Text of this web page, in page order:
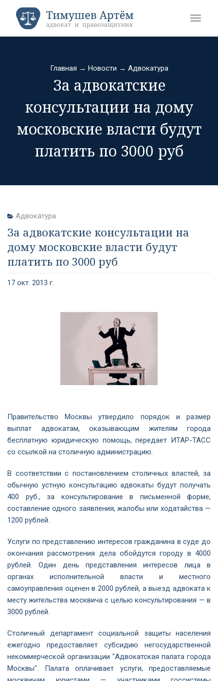
Главная → Новости → Адвокатура
За адвокатские
консультации на дому
московские власти будут
платить по 3000 руб
Адвокатура
За адвокатские консультации на
дому московские власти будут
платить по 3000 руб
17 окт. 2013 г.
Правительство Москвы утвердило порядок и размер
выплат адвокатам, оказывающим жителям города
бесплатную юридическую помощь, передает ИТАР-ТАСС
со ссылкой на столичную администрацию.
В соответствии с постановлением столичных властей, за
обычную устную консультацию адвокаты будут получать
400 руб., за консультирование в письменной форме,
составление одного заявления, жалобы или ходатайства —
1200 рублей.
Услуги по представлению интересов гражданина в суде до
окончания рассмотрения дела обойдутся городу в 4000
рублей. Один день представления интересов лица в
органах исполнительной власти и местного
самоуправления оценен в 2000 рублей, а выезд адвоката к
месту жительства москвича с целью консультирования — в
3000 рублей.
Столичный департамент социальной защиты населения
ежегодно предоставляет субсидию негосударственной
некоммерческой организации "Адвокатская палата города
Москвы". Палата оплачивает услуги, предоставляемые